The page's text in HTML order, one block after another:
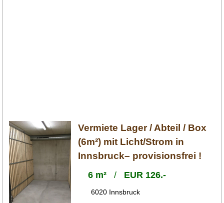
Vermiete Lager / Abteil / Box
(6m²) mit Licht/Strom in
Innsbruck– provisionsfrei !
6 m²/ EUR 126.-
6020 Innsbruck